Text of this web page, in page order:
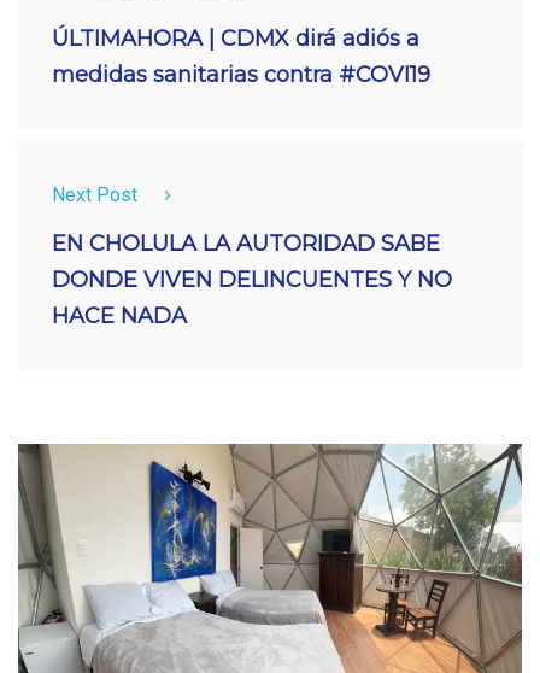
ÚLTIMAHORA | CDMX dirá adiós a
medidas sanitarias contra #COVI19
Next Post
EN CHOLULA LA AUTORIDAD SABE
DONDE VIVEN DELINCUENTES Y NO
HACE NADA